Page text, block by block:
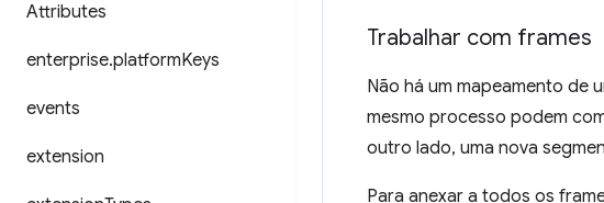
Attributes
enterprise.platformKeys
events
extension
Trabalhar com frames
Não há um mapeamento de
mesmo processo podem
outro lado, uma nova
Para anexar a todos os